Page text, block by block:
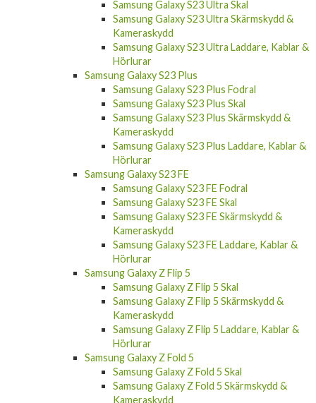
Samsung Galaxy S23 Ultra Skärmskydd &
Kameraskydd
Samsung Galaxy S23 Ultra Laddare, Kablar &
Hörlurar
Samsung Galaxy S23 Plus
Samsung Galaxy S23 Plus Fodral
Samsung Galaxy S23 Plus Skal
Samsung Galaxy S23 Plus Skärmskydd &
Kameraskydd
Samsung Galaxy S23 Plus Laddare, Kablar &
Hörlurar
Samsung Galaxy S23 FE
Samsung Galaxy S23 FE Fodral
Samsung Galaxy S23 FE Skal
Samsung Galaxy S23 FE Skärmskydd &
Kameraskydd
Samsung Galaxy S23 FE Laddare, Kablar &
Hörlurar
Samsung Galaxy Z Flip 5
Samsung Galaxy Z Flip 5 Skal
Samsung Galaxy Z Flip 5 Skärmskydd &
Kameraskydd
Samsung Galaxy Z Flip 5 Laddare, Kablar &
Hörlurar
Samsung Galaxy Z Fold 5
Samsung Galaxy Z Fold 5 Skal
Samsung Galaxy Z Fold 5 Skärmskydd &
Kameraskydd
Samsung Galaxy Z Fold 5 Laddare, Kablar &